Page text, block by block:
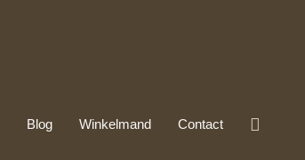
Blog Winkelmand Contact